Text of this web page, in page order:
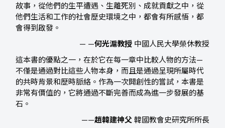
故事，從他們的生平遭遇、生離死別、成就貢獻之中，從
他們生活和工作的社會歷史環境之中，都會有所感悟，都
會得到啟發。
— —何光滬教授 中國人民大學榮休教授
這本書的優點之一，在於它在每一章中比較人物的方法—
不僅是通過對比這些人物本身，而且是通過呈現所屬時代
的共時背景和歷時脈絡。作為一次開創性的嘗試，本書是
非常有價值的，它將通過不斷完善而成為進一步發展的基
石。
——趙韓建神父 韓國教會史研究所所長